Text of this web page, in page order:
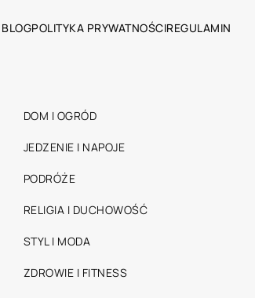
BLOGPOLITYKA PRYWATNOŚCIREGULAMIN
DOM I OGRÓD
JEDZENIE I NAPOJE
PODRÓŻE
RELIGIA I DUCHOWOŚĆ
STYL I MODA
ZDROWIE I FITNESS